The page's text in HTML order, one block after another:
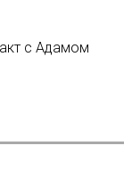
с Адамом